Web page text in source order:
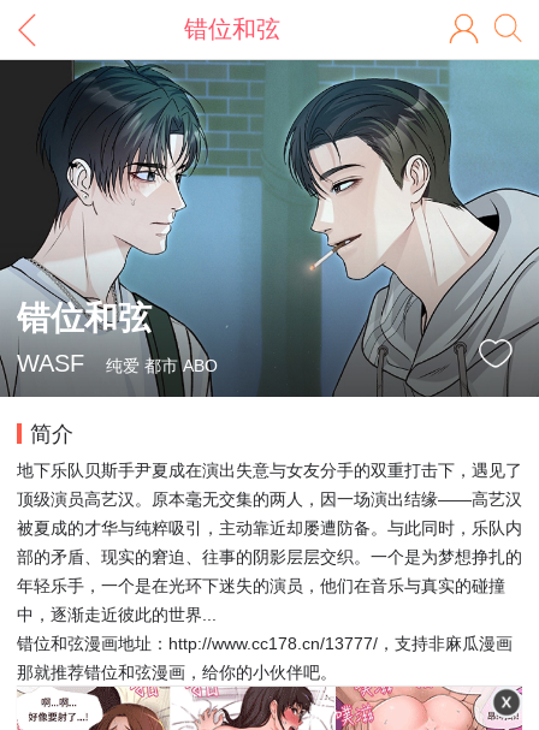
错位和弦
错位和弦
WASF 纯爱 都市 ABO
简介
地下乐队贝斯手尹夏成在演出失意与女友分手的双重打击下，遇见了
顶级演员高艺汉。原本毫无交集的两人，因一场演出结缘——高艺汉
被夏成的才华与纯粹吸引，主动靠近却屡遭防备。与此同时，乐队内
部的矛盾、现实的窘迫、往事的阴影层层交织。一个是为梦想挣扎的
年轻乐手，一个是在光环下迷失的演员，他们在音乐与真实的碰撞
中，逐渐走近彼此的世界...
错位和弦漫画地址：http://www.cc178.cn/13777/，支持非麻瓜漫画
那就推荐错位和弦漫画，给你的小伙伴吧。